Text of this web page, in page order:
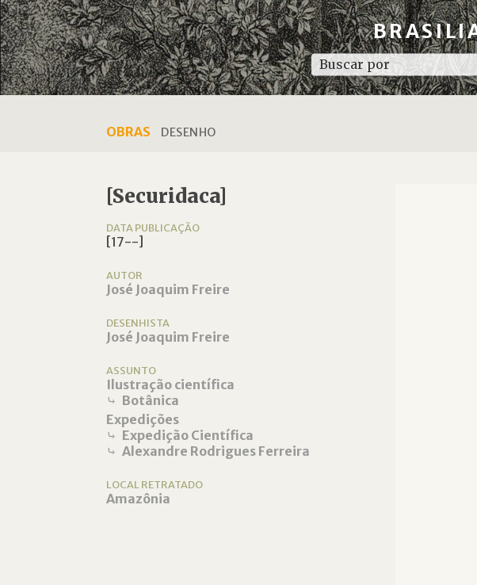
OBRAS DESENHO
[Securidaca]
DATA PUBLICAÇÃO
[17--]
AUTOR
José Joaquim Freire
DESENHISTA
José Joaquim Freire
ASSUNTO
Ilustração científica
⤷ Botânica
Expedições
⤷ Expedição Científica
⤷ Alexandre Rodrigues Ferreira
LOCAL RETRATADO
Amazônia